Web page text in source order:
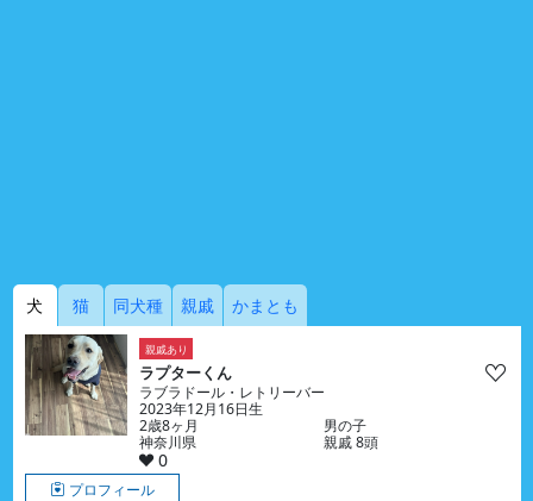
犬 猫 同犬種 親戚 かまとも
親戚あり
ラプターくん
ラブラドール・レトリーバー
2023年12月16日生
2歳8ヶ月
男の子
神奈川県
親戚 8頭
0
プロフィール